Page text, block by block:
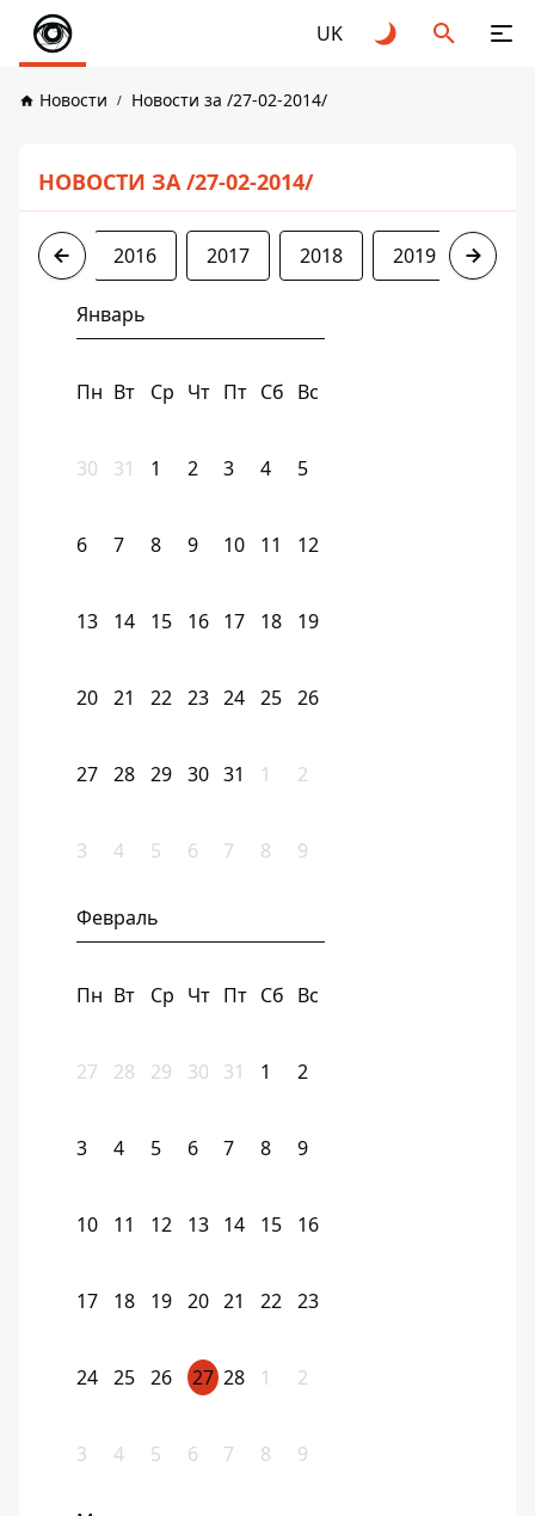
UK
Новости Новости за /27-02-2014/
НОВОСТИ ЗА /27-02-2014/
2014 2016 2017 2018 2019 2020
Январь
Пн Вт Ср Чт Пт Сб Вс
30 31 1 2 3 4 5
6 7 8 9 10 11 12
13 14 15 16 17 18 19
20 21 22 23 24 25 26
27 28 29 30 31 1 2
3 4 5 6 7 8 9
Февраль
Пн Вт Ср Чт Пт Сб Вс
27 28 29 30 31 1 2
3 4 5 6 7 8 9
10 11 12 13 14 15 16
17 18 19 20 21 22 23
24 25 26 27 28 1 2
3 4 5 6 7 8 9